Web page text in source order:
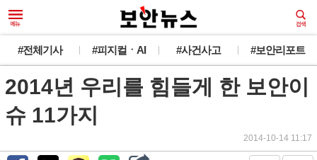
#전체기사 #피지컬ㆍAI #사건사고 #보안리포트
2014년 우리를 힘들게 한 보안이
슈 11가지
2014-10-14 11:17